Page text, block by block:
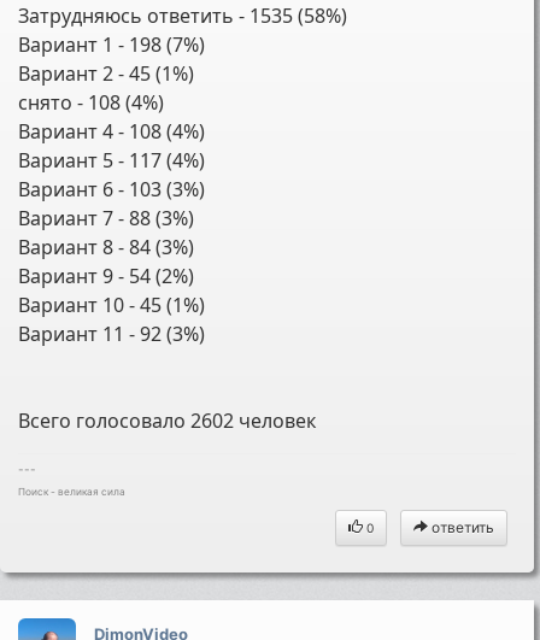
Затрудняюсь ответить - 1535 (58%)
Вариант 1 - 198 (7%)
Вариант 2 - 45 (1%)
снято - 108 (4%)
Вариант 4 - 108 (4%)
Вариант 5 - 117 (4%)
Вариант 6 - 103 (3%)
Вариант 7 - 88 (3%)
Вариант 8 - 84 (3%)
Вариант 9 - 54 (2%)
Вариант 10 - 45 (1%)
Вариант 11 - 92 (3%)
Всего голосовало 2602 человек
---
Поиск - великая сила
0 ответить
DimonVideo